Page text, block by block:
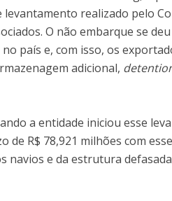
realizado pelo
O não embarque se
país e, com isso, os
adicional,
a entidade iniciou esse
de R$ 78,921 milhões com
navios e da estrutura